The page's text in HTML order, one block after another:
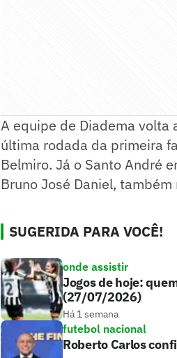
A equipe de Diadema volta
última rodada da primeira
Belmiro. Já o Santo André
Bruno José Daniel,
SUGERIDA PARA VOCÊ!
onde assistir
Jogos de hoje:
(27/07/2026)
Há 1 semana
futebol nacional
Roberto Carlos